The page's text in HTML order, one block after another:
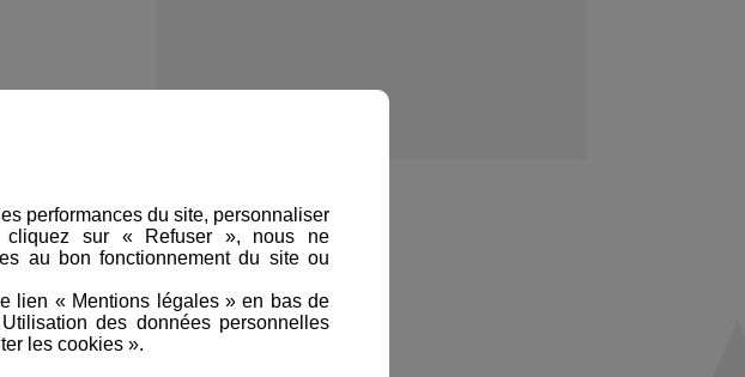
performances du site, personnaliser
cliquez sur « Refuser », nous ne
au bon fonctionnement du site ou
lien « Mentions légales » en bas de
des données personnelles
les cookies ».